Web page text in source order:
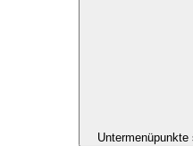
Untermenüpunkte